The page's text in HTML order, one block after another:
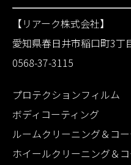
【リアーク株式会社】
愛知県春日井市稲口町3丁
0568-37-3115
プロテクションフィルム
ボディコーティング
ルームクリーニング＆コ
ホイールクリーニング＆